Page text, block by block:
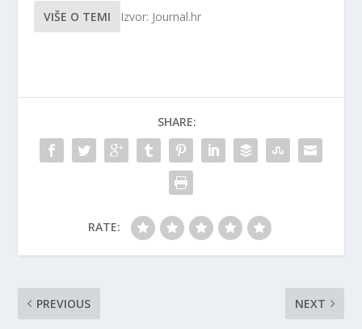
VIŠE O TEMI Izvor: Journal.hr
SHARE:
RATE:
PREVIOUS NEXT